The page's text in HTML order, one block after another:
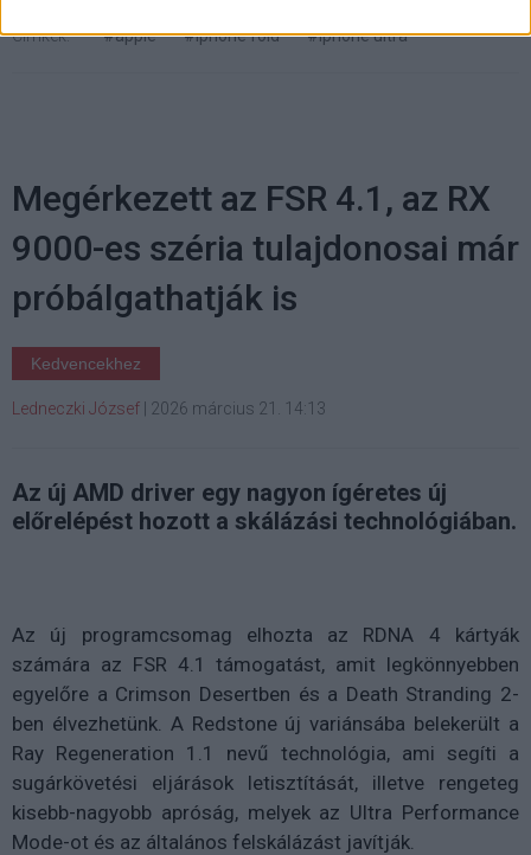
Címkék: #apple #iphone fold #iphone ultra
Megérkezett az FSR 4.1, az RX
9000-es széria tulajdonosai már
próbálgathatják is
Kedvencekhez
Ledneczki József | 2026 március 21. 14:13
Az új AMD driver egy nagyon ígéretes új
előrelépést hozott a skálázási technológiában.
Az új programcsomag elhozta az RDNA 4 kártyák
számára az FSR 4.1 támogatást, amit legkönnyebben
egyelőre a Crimson Desertben és a Death Stranding 2-
ben élvezhetünk. A Redstone új variánsába belekerült a
Ray Regeneration 1.1 nevű technológia, ami segíti a
sugárkövetési eljárások letisztítását, illetve rengeteg
kisebb-nagyobb apróság, melyek az Ultra Performance
Mode-ot és az általános felskálázást javítják.